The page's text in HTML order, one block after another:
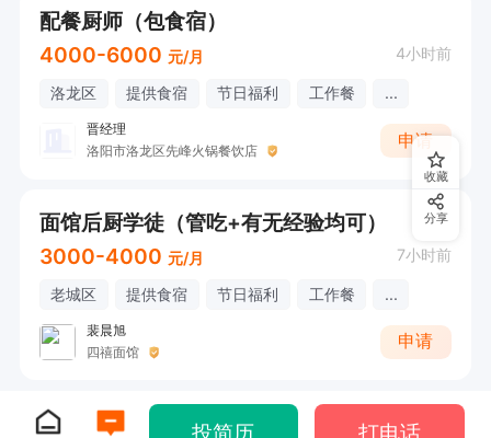
配餐厨师（包食宿）
4000-6000 元/月 4小时前
洛龙区 提供食宿 节日福利 工作餐 ...
晋经理
洛阳市洛龙区先峰火锅餐饮店
申请
面馆后厨学徒（管吃+有无经验均可）
3000-4000 元/月 7小时前
老城区 提供食宿 节日福利 工作餐 ...
裴晨旭
四禧面馆
申请
收藏
分享
投简历 打电话